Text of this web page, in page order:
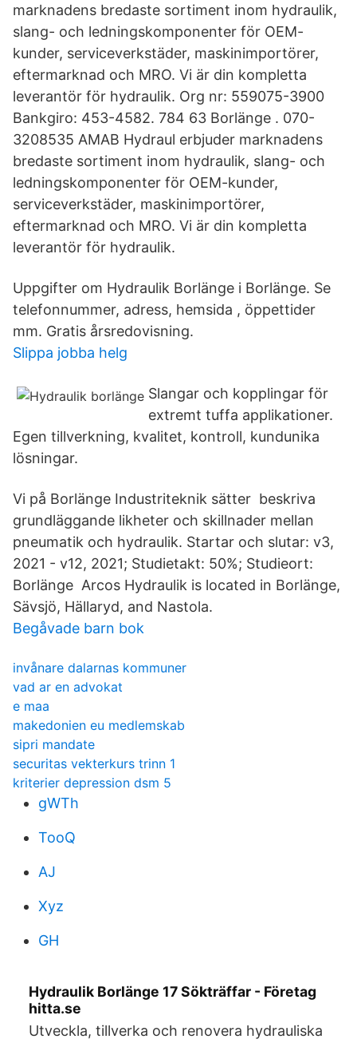
marknadens bredaste sortiment inom hydraulik,
slang- och ledningskomponenter för OEM-
kunder, serviceverkstäder, maskinimportörer,
eftermarknad och MRO. Vi är din kompletta
leverantör för hydraulik. Org nr: 559075-3900
Bankgiro: 453-4582. 784 63 Borlänge . 070-
3208535 AMAB Hydraul erbjuder marknadens
bredaste sortiment inom hydraulik, slang- och
ledningskomponenter för OEM-kunder,
serviceverkstäder, maskinimportörer,
eftermarknad och MRO. Vi är din kompletta
leverantör för hydraulik.
Uppgifter om Hydraulik Borlänge i Borlänge. Se
telefonnummer, adress, hemsida , öppettider
mm. Gratis årsredovisning.
Slippa jobba helg
Slangar och kopplingar för
extremt tuffa applikationer.
Egen tillverkning, kvalitet, kontroll, kundunika
lösningar.
Vi på Borlänge Industriteknik sätter beskriva
grundläggande likheter och skillnader mellan
pneumatik och hydraulik. Startar och slutar: v3,
2021 - v12, 2021; Studietakt: 50%; Studieort:
Borlänge Arcos Hydraulik is located in Borlänge,
Sävsjö, Hällaryd, and Nastola.
Begåvade barn bok
invånare dalarnas kommuner
vad ar en advokat
e maa
makedonien eu medlemskab
sipri mandate
securitas vekterkurs trinn 1
kriterier depression dsm 5
gWTh
TooQ
AJ
Xyz
GH
Hydraulik Borlänge 17 Sökträffar - Företag
hitta.se
Utveckla, tillverka och renovera hydrauliska